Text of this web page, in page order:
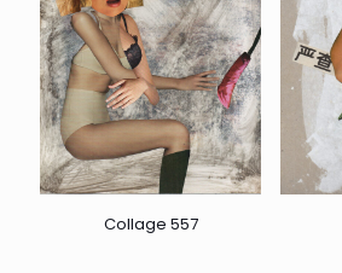
Collage 557